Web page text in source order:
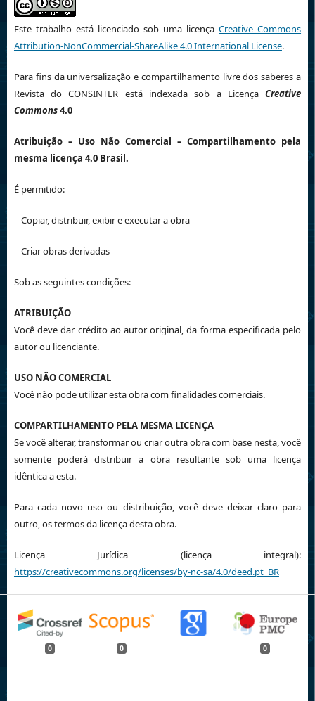
Este trabalho está licenciado sob uma licençaCreative Commons
Attribution-NonCommercial-ShareAlike 4.0 International License.
Para fins da universalização e compartilhamento livre dos saberes a
Revista doCONSINTER está indexada sob a LicençaCreative
Commons4.0
Atribuição – Uso Não Comercial – Compartilhamento pela
mesma licença 4.0 Brasil.
É permitido:
– Copiar, distribuir, exibir e executar a obra
– Criar obras derivadas
Sob as seguintes condições:
ATRIBUIÇÃO
Você deve dar crédito ao autor original, da forma especificada pelo
autor ou licenciante.
USO NÃO COMERCIAL
Você não pode utilizar esta obra com finalidades comerciais.
COMPARTILHAMENTO PELA MESMA LICENÇA
Se você alterar, transformar ou criar outra obra com base nesta, você
somente poderá distribuir a obra resultante sob uma licença
idêntica a esta.
Para cada novo uso ou distribuição, você deve deixar claro para
outro, os termos da licença desta obra.
Licença Jurídica (licença integral):
https://creativecommons.org/licenses/by-nc-sa/4.0/deed.pt_BR
0 0 0